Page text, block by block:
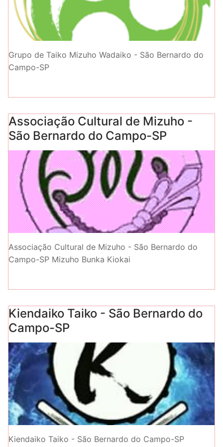
Grupo de Taiko Mizuho Wadaiko - São Bernardo do
Campo-SP
Associação Cultural de Mizuho -
São Bernardo do Campo-SP
Associação Cultural de Mizuho - São Bernardo do
Campo-SP Mizuho Bunka Kiokai
Kiendaiko Taiko - São Bernardo do
Campo-SP
Kiendaiko Taiko - São Bernardo do Campo-SP